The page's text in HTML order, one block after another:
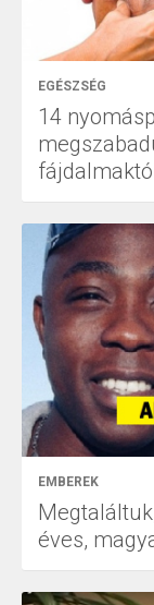
EGÉSZSÉG
14
EMBEREK
éves,